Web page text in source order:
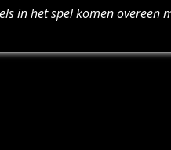
in het spel komen overeen